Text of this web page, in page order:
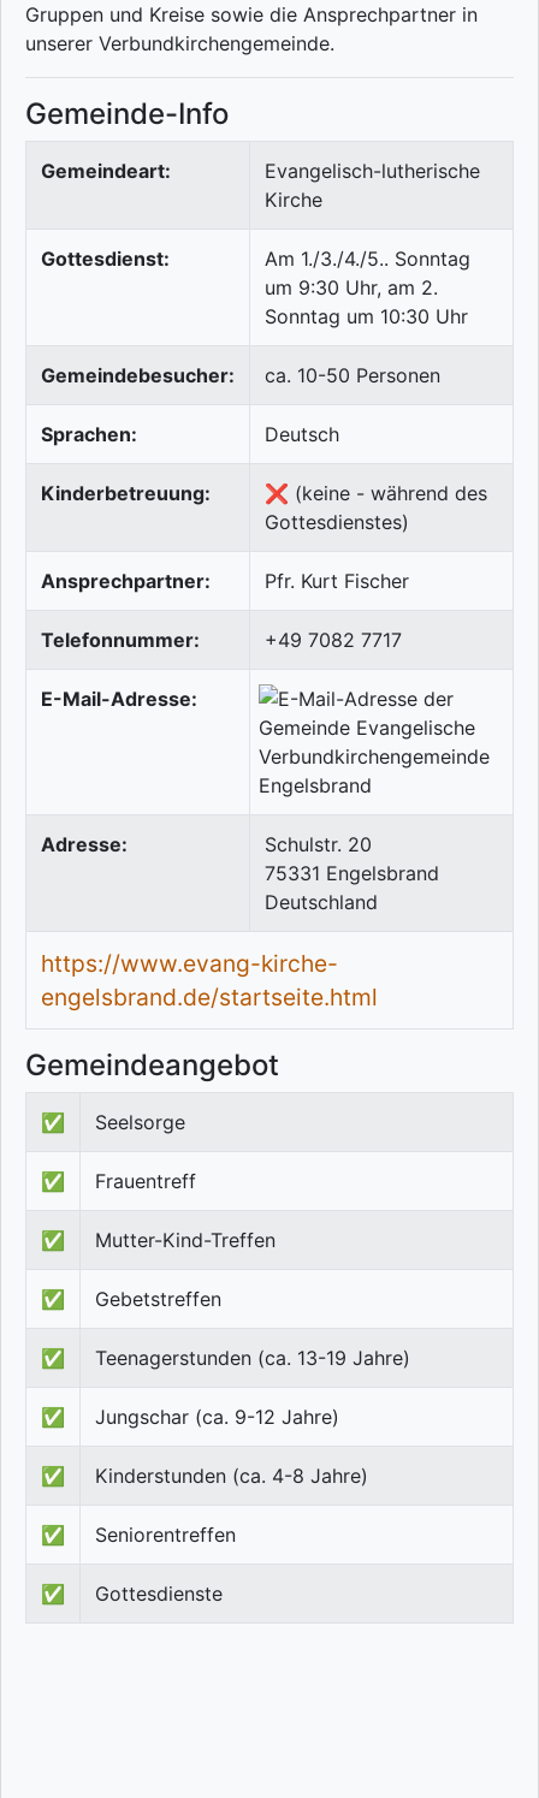
Gruppen und Kreise sowie die Ansprechpartner in
unserer Verbundkirchengemeinde.
Gemeinde-Info
Gemeindeart:
Evangelisch-lutherische
Kirche
Gottesdienst:
Am 1./3./4./5.. Sonntag
um 9:30 Uhr, am 2.
Sonntag um 10:30 Uhr
Gemeindebesucher: ca. 10-50 Personen
Sprachen: Deutsch
Kinderbetreuung:
❌ (keine - während des
Gottesdienstes)
Ansprechpartner: Pfr. Kurt Fischer
Telefonnummer: +49 7082 7717
E-Mail-Adresse:
Adresse:
Schulstr. 20
75331 Engelsbrand
Deutschland
https://www.evang-kirche-
engelsbrand.de/startseite.html
Gemeindeangebot
✅ Seelsorge
✅ Frauentreff
✅ Mutter-Kind-Treffen
✅ Gebetstreffen
✅ Teenagerstunden (ca. 13-19 Jahre)
✅ Jungschar (ca. 9-12 Jahre)
✅ Kinderstunden (ca. 4-8 Jahre)
✅ Seniorentreffen
✅ Gottesdienste